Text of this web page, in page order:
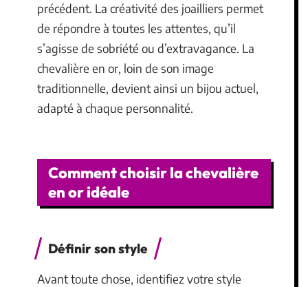
précédent. La créativité des joailliers permet
de répondre à toutes les attentes, qu’il
s’agisse de sobriété ou d’extravagance. La
chevalière en or, loin de son image
traditionnelle, devient ainsi un bijou actuel,
adapté à chaque personnalité.
Comment choisir la chevalière
en or idéale
Définir son style
Avant toute chose, identifiez votre style